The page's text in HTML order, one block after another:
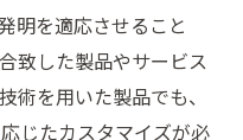
明を適応させること
致した製品やサービス
術を用いた製品でも、
じたカスタマイズが必